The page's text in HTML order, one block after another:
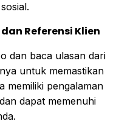
Referensi Klien
dan baca ulasan dari
untuk memastikan
memiliki pengalaman
dapat memenuhi